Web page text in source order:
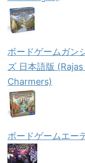
ボードゲームガン
ズ 日本語版
Charmers)
ボードゲームエー